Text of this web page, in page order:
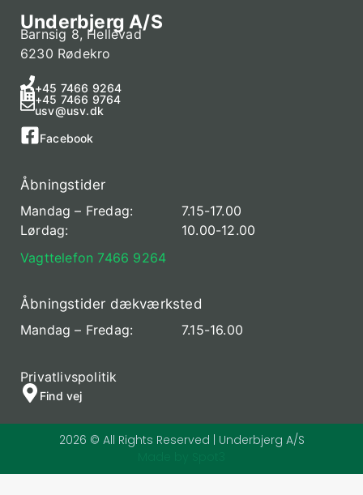
Underbjerg A/S
Barnsig 8, Hellevad
6230 Rødekro
+45 7466 9264
+45 7466 9764
usv@usv.dk
Facebook
Åbningstider
Mandag – Fredag:
Lørdag:
7.15-17.00
10.00-12.00
Vagttelefon 7466 9264
Åbningstider dækværksted
Mandag – Fredag:
7.15-16.00
Privatlivspolitik
Find vej
2026 © All Rights Reserved | Underbjerg A/S